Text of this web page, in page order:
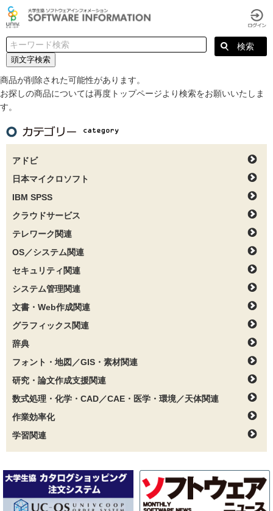
頭文字検索
商品が削除された可能性があります。
お探しの商品については再度トップページより検索をお願いいたしま
す。
アドビ
日本マイクロソフト
IBM SPSS
クラウドサービス
テレワーク関連
OS／システム関連
セキュリティ関連
システム管理関連
文書・Web作成関連
グラフィックス関連
辞典
フォント・地図／GIS・素材関連
研究・論文作成支援関連
数式処理・化学・CAD／CAE・医学・環境／天体関連
作業効率化
学習関連